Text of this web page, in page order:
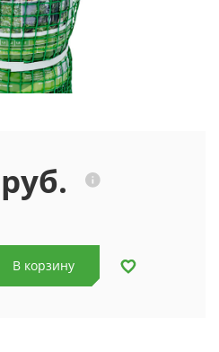
В корзину